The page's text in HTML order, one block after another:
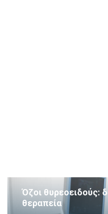
Όζοι θυρεοειδούς:
θεραπεία